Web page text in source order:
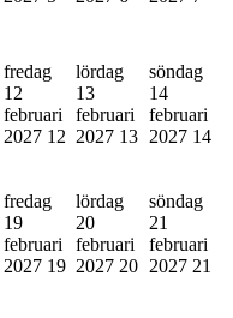
fredag
12
februari
2027 12
lördag
13
februari
2027 13
söndag
14
februari
2027 14
fredag
19
februari
2027 19
lördag
20
februari
2027 20
söndag
21
februari
2027 21